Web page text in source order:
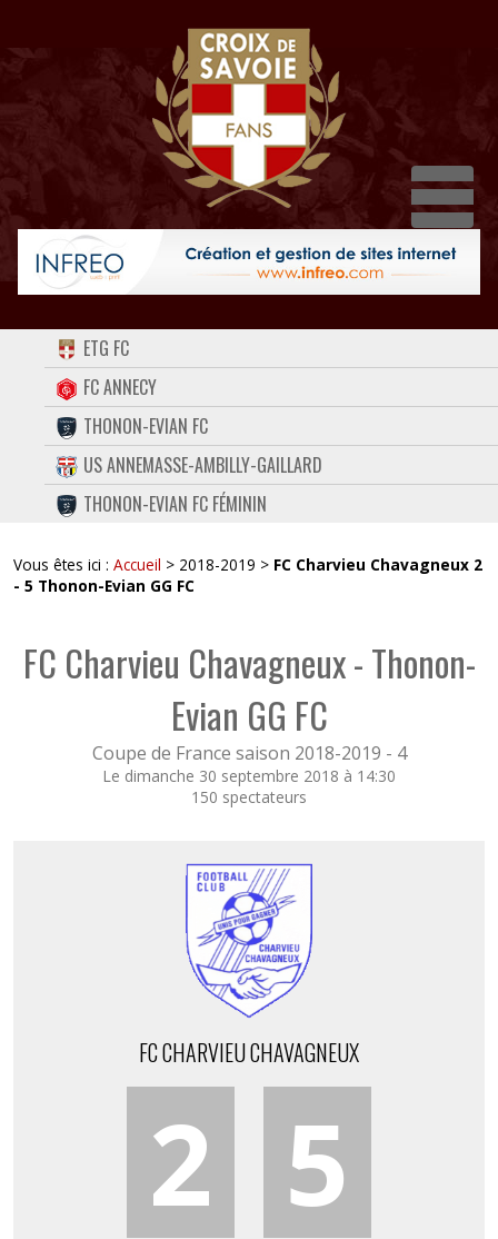
ACCUEIL
FORUM
CONTACT
FACEBOOK
TWITTER
INSTAGRAM
ETG FC
FC ANNECY
THONON-EVIAN FC
US ANNEMASSE-AMBILLY-GAILLARD
THONON-EVIAN FC FÉMININ
Vous êtes ici : Accueil > 2018-2019 > FC Charvieu Chavagneux 2
- 5 Thonon-Evian GG FC
FC Charvieu Chavagneux - Thonon-
Evian GG FC
Coupe de France saison 2018-2019 - 4
Le dimanche 30 septembre 2018 à 14:30
150 spectateurs
FC CHARVIEU CHAVAGNEUX
2 5